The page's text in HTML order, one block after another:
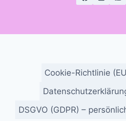
Cookie-Richtlinie
DSGVO (GDPR) –